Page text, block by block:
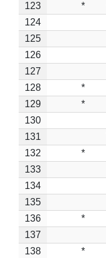
123
*
124
125
126
127
128
*
129
*
130
131
132
*
133
134
135
136
*
137
138
*